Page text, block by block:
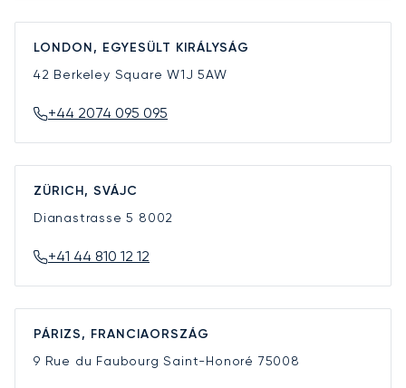
LONDON, EGYESÜLT KIRÁLYSÁG
42 Berkeley SquareW1J 5AW
+44 2074 095 095
ZÜRICH, SVÁJC
Dianastrasse 5 8002
+41 44 810 12 12
PÁRIZS, FRANCIAORSZÁG
9 Rue du Faubourg Saint-Honoré 75008